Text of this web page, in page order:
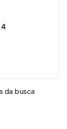
4
da busca